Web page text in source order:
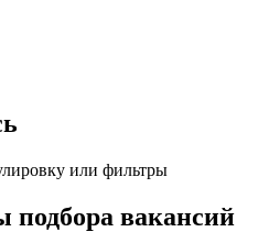
или фильтры
вакансий